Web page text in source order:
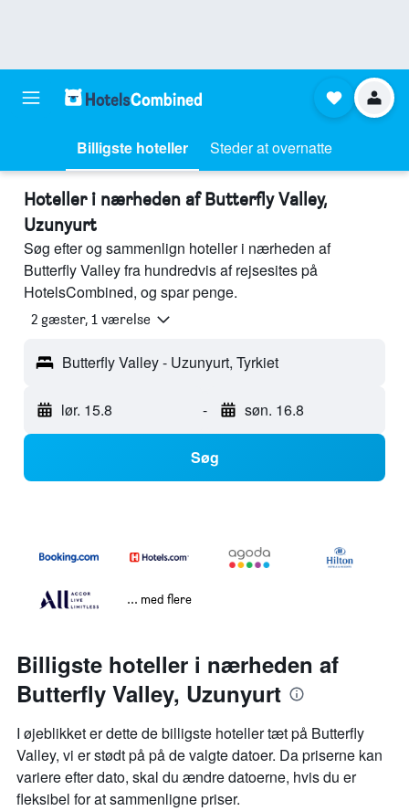
Billigste hoteller Steder at overnatte
Hoteller i nærheden af Butterfly Valley,
Uzunyurt
Søg efter og sammenlign hoteller i nærheden af
Butterfly Valley fra hundredvis af rejsesites på
HotelsCombined, og spar penge.
2 gæster, 1 værelse
Butterfly Valley - Uzunyurt, Tyrkiet
lør. 15.8 - søn. 16.8
Søg
... med flere
Billigste hoteller i nærheden af
Butterfly Valley, Uzunyurt
I øjeblikket er dette de billigste hoteller tæt på Butterfly
Valley, vi er stødt på på de valgte datoer. Da priserne kan
variere efter dato, skal du ændre datoerne, hvis du er
fleksibel for at sammenligne priser.